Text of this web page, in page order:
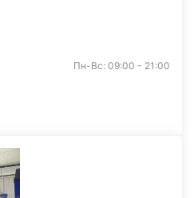
Пн-Вс: 09:00 - 21:00